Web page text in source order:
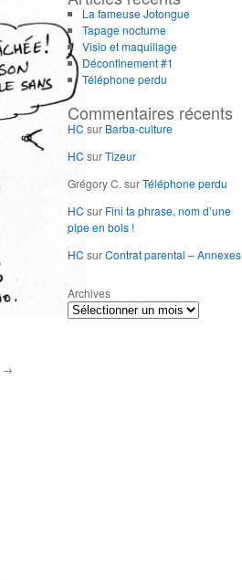
→
La fameuse Jotongue
Tapage nocturne
Visio et maquillage
Déconfinement #1
Téléphone perdu
Commentaires récents
HC sur Barba-culture
HC surTizeur
Grégory C. surTéléphone perdu
HC sur Fini ta phrase, nom d’une
pipe en bois !
HC surContrat parental – Annexes
Archives